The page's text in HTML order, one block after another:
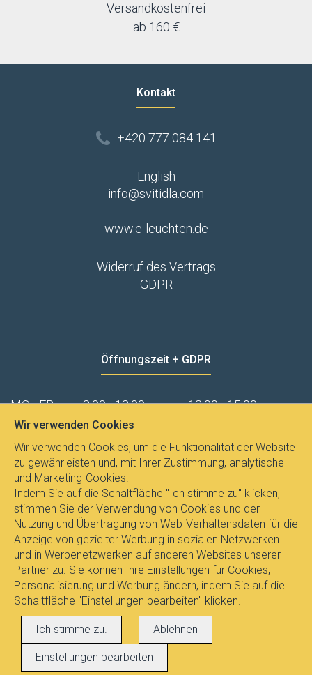
Versandkostenfrei
ab 160 €
Kontakt
+420 777 084 141
English
info@svitidla.com
www.e-leuchten.de
Widerruf des Vertrags
GDPR
Öffnungszeit + GDPR
MO - FR 8:00 - 12:00
13:00 - 15:00
Datenschutz
Alle Rechte vorbehalten © 2017
LEUCHTEN.DE, Dipl.Ing. Pavel Janicek
Wir verwenden Cookies
Wir verwenden Cookies, um die Funktionalität der Website
zu gewährleisten und, mit Ihrer Zustimmung, analytische
und Marketing-Cookies.
Indem Sie auf die Schaltfläche "Ich stimme zu" klicken,
stimmen Sie der Verwendung von Cookies und der
Nutzung und Übertragung von Web-Verhaltensdaten für die
Anzeige von gezielter Werbung in sozialen Netzwerken
und in Werbenetzwerken auf anderen Websites unserer
Partner zu. Sie können Ihre Einstellungen für Cookies,
Personalisierung und Werbung ändern, indem Sie auf die
Schaltfläche "Einstellungen bearbeiten" klicken.
Ich stimme zu. Ablehnen
Einstellungen bearbeiten